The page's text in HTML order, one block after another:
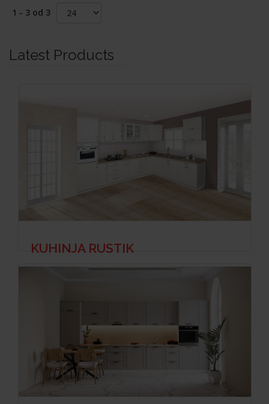
1 - 3 od 3
Latest Products
KUHINJA RUSTIK